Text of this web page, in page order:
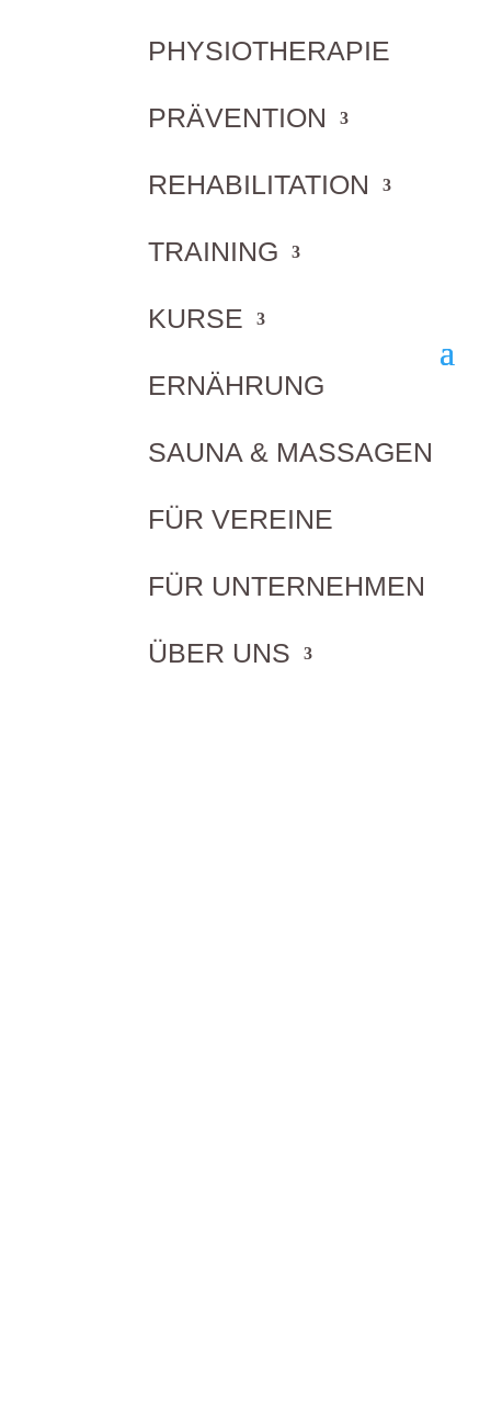
PHYSIOTHERAPIE
PRÄVENTION
REHABILITATION
TRAINING
KURSE
ERNÄHRUNG
SAUNA & MASSAGEN
FÜR VEREINE
FÜR UNTERNEHMEN
ÜBER UNS